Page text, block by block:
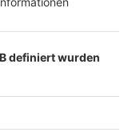
hatte und
ausgeht. Am 10